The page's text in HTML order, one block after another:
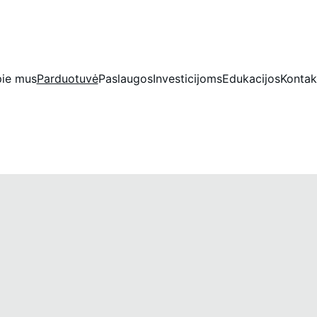
musParduotuvėPaslaugosInvesticijomsEdukacijos